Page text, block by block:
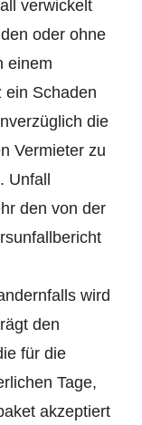
verwickelt
oder ohne
einem
ein Schaden
die
Vermieter zu
den von der
wird
den
für die
Tage,
akzeptiert